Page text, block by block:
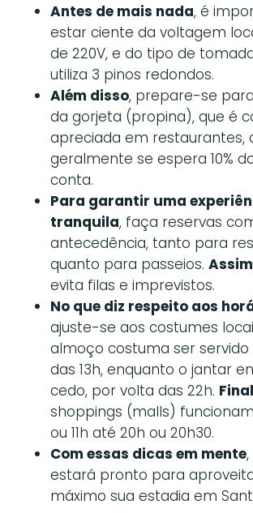
Antes de mais nada, é
estar ciente da voltagem
de 220V, e do tipo de
utiliza 3 pinos redondos.
Além disso, prepare-se
da gorjeta (propina), que é
apreciada em restaurantes,
geralmente se espera 10%
conta.
Para garantir uma
tranquila, faça reservas
antecedência, tanto para
quanto para passeios. Assim
evita filas e imprevistos.
No que diz respeito aos
ajuste-se aos costumes
almoço costuma ser
das 13h, enquanto o jantar
cedo, por volta das 22h.
shoppings (malls) funcionam
ou 11h até 20h ou 20h30.
Com essas dicas em mente
estará pronto para
máximo sua estadia em